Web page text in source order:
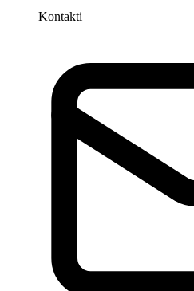
Kontakti